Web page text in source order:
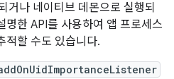
거나 네이티브 데몬으로 실행되
명한 API를 사용하여 앱 프로세스
적할 수도 있습니다.